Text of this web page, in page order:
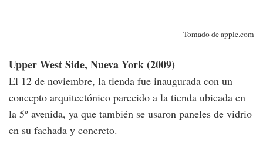
Tomado de apple.com
Upper West Side, Nueva York (2009)
El 12 de noviembre, la tienda fue inaugurada con un
concepto arquitectónico parecido a la tienda ubicada en
la 5º avenida, ya que también se usaron paneles de vidrio
en su fachada y concreto.